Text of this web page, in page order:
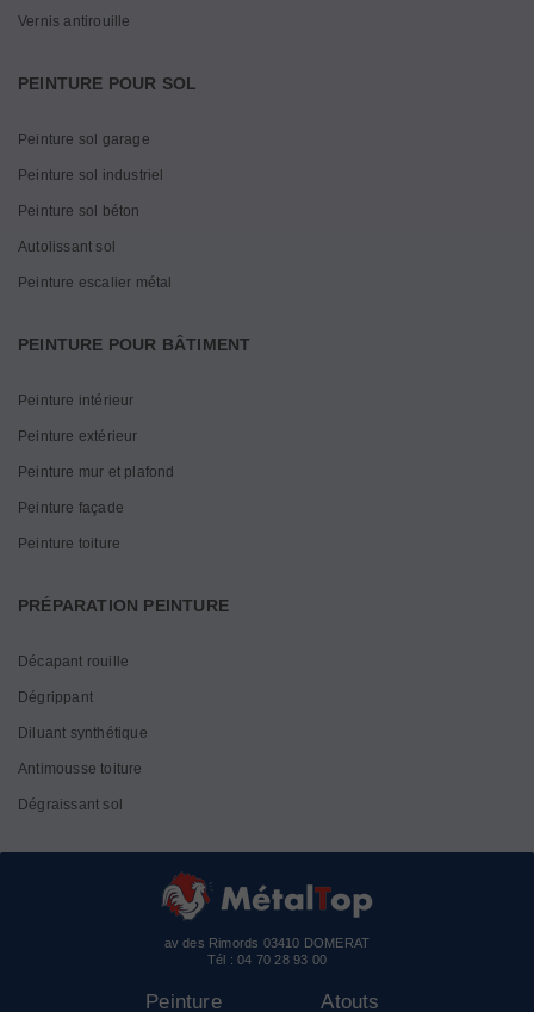
Vernis antirouille
PEINTURE POUR SOL
Peinture sol garage
Peinture sol industriel
Peinture sol béton
Autolissant sol
Peinture escalier métal
PEINTURE POUR BÂTIMENT
Peinture intérieur
Peinture extérieur
Peinture mur et plafond
Peinture façade
Peinture toiture
PRÉPARATION PEINTURE
Décapant rouille
Dégrippant
Diluant synthétique
Antimousse toiture
Dégraissant sol
av des Rimords 03410 DOMERAT
Tél :04 70 28 93 00
Peinture Atouts